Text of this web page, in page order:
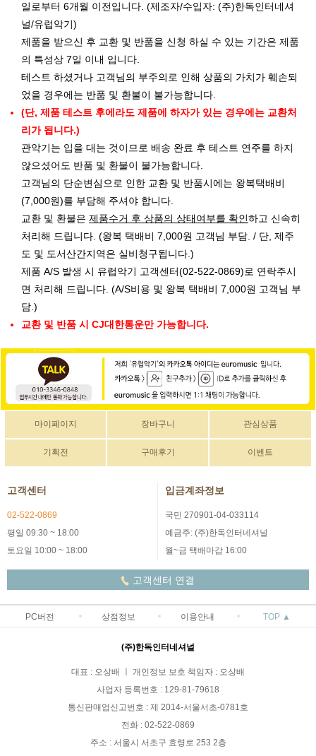
일로부터 6개월 이전입니다. (제조자/수입자: (주)한독인터네셔
널/유럽악기)
제품을 받으신 후 교환 및 반품을 신청 하실 수 있는 기간은 제품
의 특성상 7일 이내 입니다.
테스트 하셨거나 고객님의 부주의로 인해 상품의 가치가 훼손되
었을 경우에는 반품 및 환불이 불가능합니다.
(단, 제품 테스트 후에라도 제품에 하자가 있는 경우에는 교환처
리가 됩니다.)
관악기는 입을 대는 것이므로 배송 완료 후 테스트 연주를 하지
않으셨어도 반품 및 환불이 불가능합니다.
고객님의 단순변심으로 인한 교환 및 반품시에는 왕복택배비
(7,000원)를 부담해 주셔야 합니다.
교환 및 환불은 제품수거 후 상품의 상태여부를 확인하고 신속히
처리해 드립니다. (왕복 택배비 7,000원 고객님 부담. / 단, 제주
도 및 도서산간지역은 실비청구됩니다.)
제품 A/S 발생 시 유럽악기 고객센터(02-522-0869)로 연락주시
면 처리해 드립니다. (A/S비용 및 왕복 택배비 7,000원 고객님 부
담.)
교환 및 반품 시 CJ대한통운만 가능합니다.
마이페이지 장바구니 관심상품
기획전 구매후기 이벤트
고객센터
02-522-0869
평일 09:30 ~ 18:00
토요일 10:00 ~ 18:00
입금계좌정보
국민 270901-04-033114
예금주: (주)한독인터네셔널
월~금 택배마감 16:00
고객센터 연결
PC버전 상점정보 이용안내 TOP ▲
(주)한독인터네셔널
대표 : 오상배 ㅣ 개인정보 보호 책임자 : 오상배
사업자 등록번호 : 129-81-79618
통신판매업신고번호 : 제 2014-서울서초-0781호
전화 : 02-522-0869
주소 : 서울시 서초구 효령로 253 2층